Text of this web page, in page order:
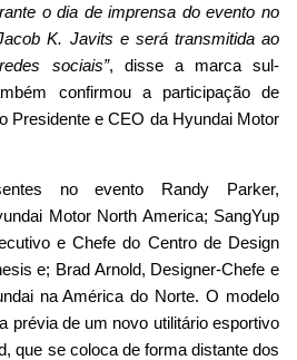
o dia de imprensa do evento no
K. Javits e será transmitida ao
sociais”, disse a marca sul-
confirmou a participação de
Presidente e CEO da Hyundai Motor
no evento Randy Parker,
Motor North America; SangYup
e Chefe do Centro de Design
e; Brad Arnold, Designer-Chefe e
na América do Norte. O modelo
prévia de um novo utilitário esportivo
que se coloca de forma distante dos